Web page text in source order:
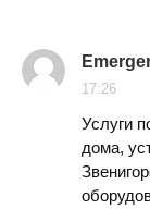
17:26
Услуги
дома,